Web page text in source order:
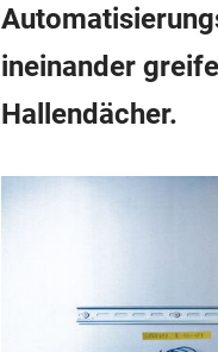
ineinander
Hallendächer.